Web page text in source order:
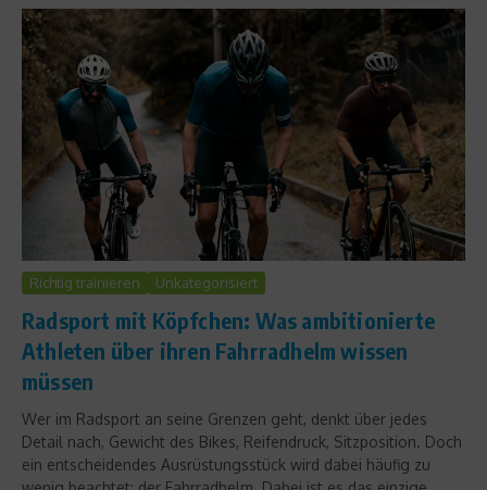
Richtig trainieren Unkategorisiert
Radsport mit Köpfchen: Was ambitionierte
Athleten über ihren Fahrradhelm wissen
müssen
Wer im Radsport an seine Grenzen geht, denkt über jedes
Detail nach, Gewicht des Bikes, Reifendruck, Sitzposition. Doch
ein entscheidendes Ausrüstungsstück wird dabei häufig zu